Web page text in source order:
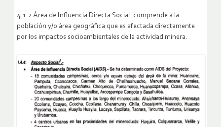
4.1.2 Área de Influencia Directa Social: comprende a la
población y/o área geográfica que es afectada directamente
por los impactos socioambientales de la actividad minera.